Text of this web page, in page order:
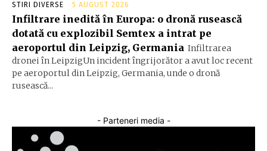
STIRI DIVERSE 5 AUGUST 2026
Infiltrare inedită în Europa: o dronă rusească
dotată cu explozibil Semtex a intrat pe
aeroportul din Leipzig, Germania Infiltrarea
dronei în LeipzigUn incident îngrijorător a avut loc recent
pe aeroportul din Leipzig, Germania, unde o dronă
rusească...
- Parteneri media -